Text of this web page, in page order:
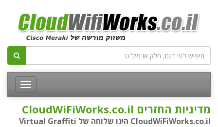
מדיניות החזרים CloudWiFiWorks.co.il
CloudWiFiWorks.co.il הינו שלוחה של Virtual Graffiti